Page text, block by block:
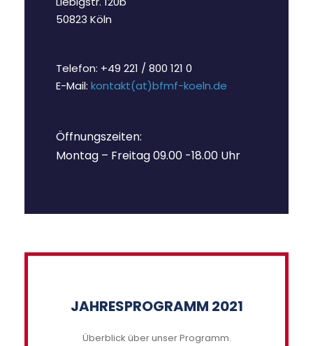
50823 Köln
Telefon: +49 221 / 800 121 0
E-Mail: kontakt(at)bfmf-koeln.de
Öffnungszeiten:
Montag – Freitag 09.00 -18.00 Uhr
JAHRESPROGRAMM 2021
Überblick über unser Programm.